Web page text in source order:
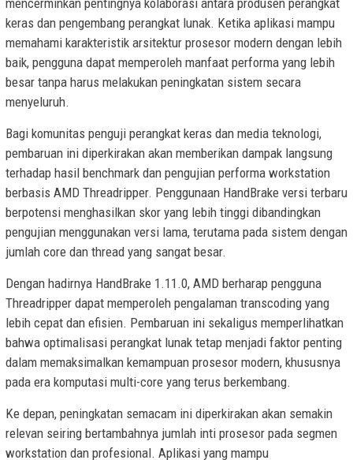
keras dan pengembang perangkat lunak. Ketika aplikasi mampu
memahami karakteristik arsitektur prosesor modern dengan lebih
baik, pengguna dapat memperoleh manfaat performa yang lebih
besar tanpa harus melakukan peningkatan sistem secara
menyeluruh.
Bagi komunitas penguji perangkat keras dan media teknologi,
pembaruan ini diperkirakan akan memberikan dampak langsung
terhadap hasil benchmark dan pengujian performa workstation
berbasis AMD Threadripper. Penggunaan HandBrake versi terbaru
berpotensi menghasilkan skor yang lebih tinggi dibandingkan
pengujian menggunakan versi lama, terutama pada sistem dengan
jumlah core dan thread yang sangat besar.
Dengan hadirnya HandBrake 1.11.0, AMD berharap pengguna
Threadripper dapat memperoleh pengalaman transcoding yang
lebih cepat dan efisien. Pembaruan ini sekaligus memperlihatkan
bahwa optimalisasi perangkat lunak tetap menjadi faktor penting
dalam memaksimalkan kemampuan prosesor modern, khususnya
pada era komputasi multi-core yang terus berkembang.
Ke depan, peningkatan semacam ini diperkirakan akan semakin
relevan seiring bertambahnya jumlah inti prosesor pada segmen
workstation dan profesional. Aplikasi yang mampu